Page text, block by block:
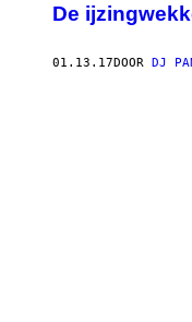
De
01.13.17DOOR DJ